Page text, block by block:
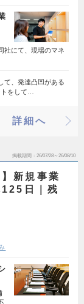
社にて、現場のマネ
て、発達凸凹がある
をして…
詳細へ
掲載期間 26/07/28～26/08/10
新規事業
日｜残